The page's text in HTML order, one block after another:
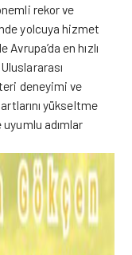
rekor ve
yolcuya hizmet
en hızlı
deneyimi ve
yükseltme
adımlar